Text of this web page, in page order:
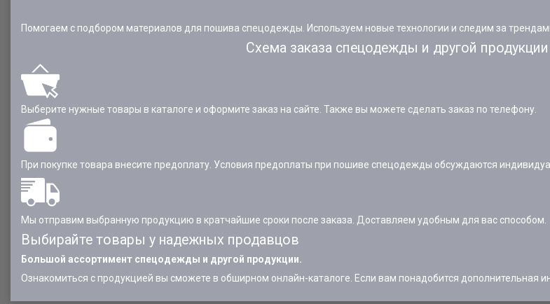
Помогаем с подбором материалов для пошива спецодежды. Используем новые технологии и следим за
Схема заказа спецодежды и другой продукции
Выберите нужные товары в каталоге и оформите заказ на сайте. Также вы можете сделать заказ по телефону.
При покупке товара внесите предоплату. Условия предоплаты при пошиве спецодежды обсуждаются
Мы отправим выбранную продукцию в кратчайшие сроки после заказа. Доставляем удобным для вас способом.
Выбирайте товары у надежных продавцов
Большой ассортимент спецодежды и другой продукции.
Ознакомиться с продукцией вы сможете в обширном онлайн-каталоге. Если вам понадобится дополнительная